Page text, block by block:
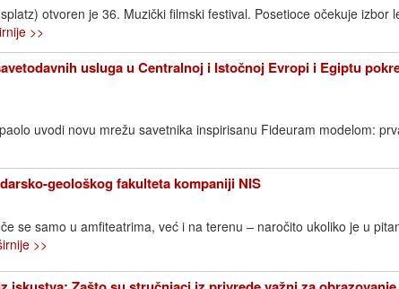
otvoren je 36. Muzički filmski festival. Posetioce očekuje izbor
>>
usluga u Centralnoj i Istočnoj Evropi i Egiptu
uvodi novu mrežu savetnika inspirisanu Fideuram modelom:
geološkog fakulteta kompaniji NIS
se samo u amfiteatrima, već i na terenu – naročito ukoliko je u
>>